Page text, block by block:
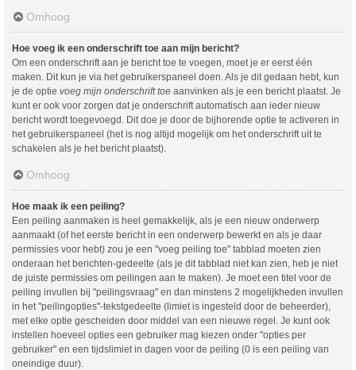
Omhoog
Hoe voeg ik een onderschrift toe aan mijn bericht?
Om een onderschrift aan je bericht toe te voegen, moet je er eerst één
maken. Dit kun je via het gebruikerspaneel doen. Als je dit gedaan hebt, kun
je de optie voeg mijn onderschrift toe aanvinken als je een bericht plaatst. Je
kunt er ook voor zorgen dat je onderschrift automatisch aan ieder nieuw
bericht wordt toegevoegd. Dit doe je door de bijhorende optie te activeren in
het gebruikerspaneel (het is nog altijd mogelijk om het onderschrift uit te
schakelen als je het bericht plaatst).
Omhoog
Hoe maak ik een peiling?
Een peiling aanmaken is heel gemakkelijk, als je een nieuw onderwerp
aanmaakt (of het eerste bericht in een onderwerp bewerkt en als je daar
permissies voor hebt) zou je een "voeg peiling toe" tabblad moeten zien
onderaan het berichten-gedeelte (als je dit tabblad niet kan zien, heb je niet
de juiste permissies om peilingen aan te maken). Je moet een titel voor de
peiling invullen bij "peilingsvraag" en dan minstens 2 mogelijkheden invullen
in het "peilingopties"-tekstgedeelte (limiet is ingesteld door de beheerder),
met elke optie gescheiden door middel van een nieuwe regel. Je kunt ook
instellen hoeveel opties een gebruiker mag kiezen onder "opties per
gebruiker" en een tijdslimiet in dagen voor de peiling (0 is een peiling van
oneindige duur).